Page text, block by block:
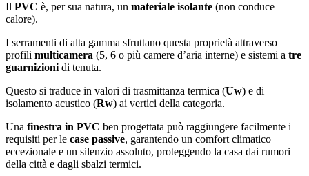
Il PVC è, per sua natura, un materiale isolante (non conduce
calore).
I serramenti di alta gamma sfruttano questa proprietà attraverso
profili multicamera (5, 6 o più camere d’aria interne) e sistemi a tre
guarnizioni di tenuta.
Questo si traduce in valori di trasmittanza termica (Uw) e di
isolamento acustico (Rw) ai vertici della categoria.
Una finestra in PVC ben progettata può raggiungere facilmente i
requisiti per le case passive, garantendo un comfort climatico
eccezionale e un silenzio assoluto, proteggendo la casa dai rumori
della città e dagli sbalzi termici.